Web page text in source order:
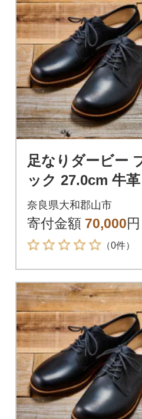
足なりダービー
ック 27.0cm 牛
靴 KOTOKA メン
ューズ KTO-3001
奈良県大和郡山市
寄付金額 70,000円
（0件）